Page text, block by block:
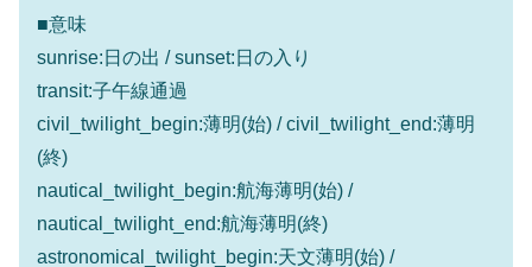
■意味
sunrise:日の出 / sunset:日の入り
transit:子午線通過
civil_twilight_begin:薄明(始) / civil_twilight_end:薄明
(終)
nautical_twilight_begin:航海薄明(始) /
nautical_twilight_end:航海薄明(終)
astronomical_twilight_begin:天文薄明(始) /